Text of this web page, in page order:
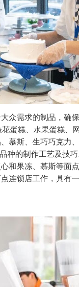
众需求的制品，确
蛋糕、水果蛋糕、
慕斯、生巧巧克力
种的制作工艺及技
和果冻、慕斯等面
连锁店工作，具有